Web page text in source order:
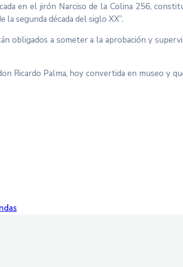
en el jirón Narciso de la Colina 256,
segunda década del siglo XX”.
obligados a someter a la aprobación y
Ricardo Palma, hoy convertida en museo y